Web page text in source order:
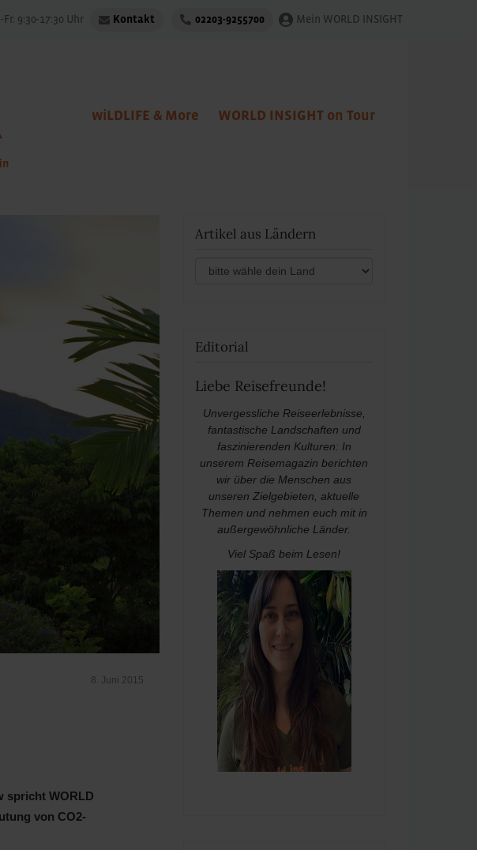
Fr. 9:30-17:30 Uhr Kontakt 02203-9255700 Mein WORLD INSIGHT
wiLDLIFE & More WORLD INSIGHT on Tour
8. Juni 2015
spricht WORLD
von CO2-
Artikel aus Ländern
Editorial
Liebe Reisefreunde!
Unvergessliche Reiseerlebnisse,
fantastische Landschaften und
faszinierenden Kulturen: In
unserem Reisemagazin berichten
wir über die Menschen aus
unseren Zielgebieten, aktuelle
Themen und nehmen euch mit in
außergewöhnliche Länder.
Viel Spaß beim Lesen!